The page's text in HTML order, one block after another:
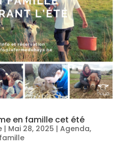
en famille cet été
| Mai 28, 2025 | Agenda,